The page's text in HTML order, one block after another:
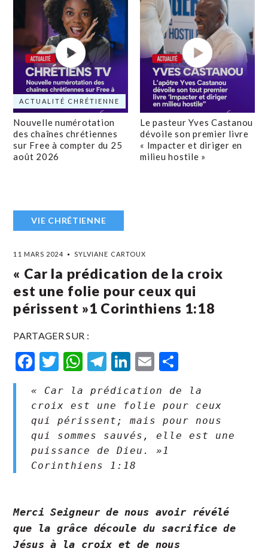
ACTUALITÉ CHRÉTIENNE
Nouvelle numérotation
des chaînes chrétiennes
sur Free à compter du 25
août 2026
Le pasteur Yves Castanou
dévoile son premier livre
« Impacter et diriger en
milieu hostile »
VIE CHRÉTIENNE
11 MARS 2024 SYLVIANE CARTOUX
« Car la prédication de la croix
est une folie pour ceux qui
périssent »1 Corinthiens‬ ‭1‬:‭18
PARTAGER SUR :
Facebook
Twitter
WhatsApp
Telegram
LinkedIn
Email
« Car la prédication de la
croix est une folie pour ceux
qui périssent; mais pour nous
qui sommes sauvés, elle est une
puissance de Dieu. »‭‭1
Corinthiens‬ ‭1‬:‭18
Merci Seigneur de nous avoir révélé
que la grâce découle du sacrifice de
Jésus à la croix et de nous